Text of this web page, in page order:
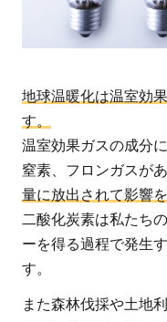
電
事
業
の
取
り
組
み
地球
地球温暖化は温室効
す。
温室効果ガスの成分
窒素、フロンガスが
量に放出されて影響
二酸化炭素は私たち
ーを得る過程で発生
す。
また森林伐採や土地